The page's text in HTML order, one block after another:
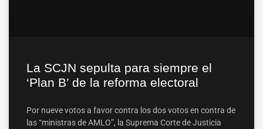
La SCJN sepulta para siempre el
‘Plan B’ de la reforma electoral
Por nueve votos a favor contra los dos votos en contra de
las “ministras de AMLO”, la Suprema Corte de Justicia